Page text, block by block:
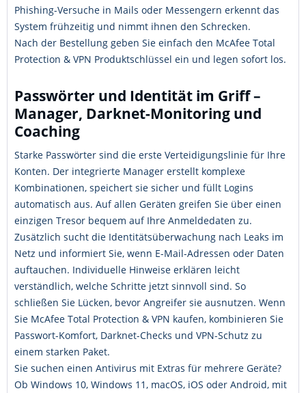
Phishing-Versuche in Mails oder Messengern erkennt das
System frühzeitig und nimmt ihnen den Schrecken.
Nach der Bestellung geben Sie einfach den McAfee Total
Protection & VPN Produktschlüssel ein und legen sofort los.
Passwörter und Identität im Griff –
Manager, Darknet-Monitoring und
Coaching
Starke Passwörter sind die erste Verteidigungslinie für Ihre
Konten. Der integrierte Manager erstellt komplexe
Kombinationen, speichert sie sicher und füllt Logins
automatisch aus. Auf allen Geräten greifen Sie über einen
einzigen Tresor bequem auf Ihre Anmeldedaten zu.
Zusätzlich sucht die Identitätsüberwachung nach Leaks im
Netz und informiert Sie, wenn E-Mail-Adressen oder Daten
auftauchen. Individuelle Hinweise erklären leicht
verständlich, welche Schritte jetzt sinnvoll sind. So
schließen Sie Lücken, bevor Angreifer sie ausnutzen. Wenn
Sie McAfee Total Protection & VPN kaufen, kombinieren Sie
Passwort-Komfort, Darknet-Checks und VPN-Schutz zu
einem starken Paket.
Sie suchen einen Antivirus mit Extras für mehrere Geräte?
Ob Windows 10, Windows 11, macOS, iOS oder Android, mit